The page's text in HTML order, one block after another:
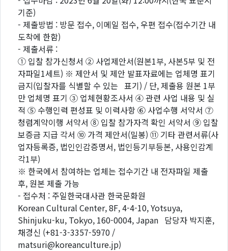
기준)
- 제출방법 : 방문 접수, 이메일 접수, 우편 접수(접수기간 내
도착에 한함)
- 제출서류 :
① 입찰 참가신청서 ② 사업제안서(원본1부, 사본5부 및 전
자파일1세트) ※ 제안서 및 제안 발표자료에는 업체명 표기
금지(입찰자를 식별할 수 있는 표기) / 단, 제출용 원본 1부
만 업체명 표기 ③ 업체현황조사서 ④ 관련 사업 내용 및 실
적 ⑤ 수행인력 편성표 및 이력사항 ⑥ 사업수행 서약서 ⑦
청렴계약이행 서약서 ⑧ 입찰 참가자격 확인 서약서 ⑨ 입찰
보증금 지급 각서 ⑩ 가격 제안서(밀봉) ⑪ 기타 관련서류(사
업자등록증, 법인인감증명서, 법인등기부등본, 사용인감계
각1부)
※ 한국에서 참여하는 업체는 접수기간 내 전자파일 제출
후, 원본 제출 가능
- 접수처 : 주일한국대사관 한국문화원
Korean Cultural Center, 8F, 4-4-10, Yotsuya,
Shinjuku-ku, Tokyo, 160-0004, Japan 담당자 박지훈,
채경신 (+81-3-3357-5970 /
matsuri@koreanculture.jp)